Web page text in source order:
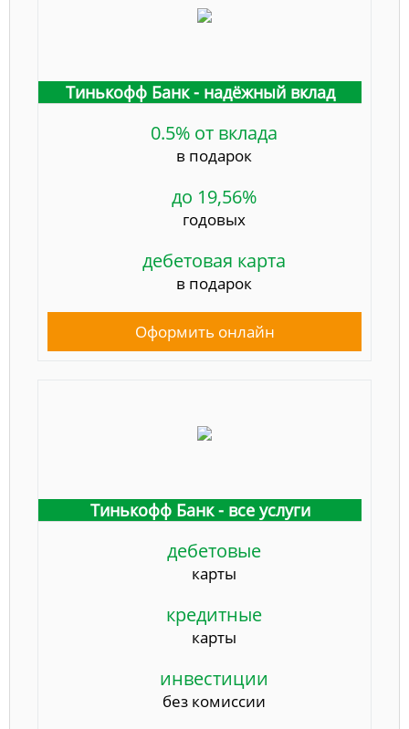
Тинькофф Банк - надёжный вклад
0.5% от вклада
в подарок
до 19,56%
годовых
дебетовая карта
в подарок
Оформить онлайн
Тинькофф Банк - все услуги
дебетовые
карты
кредитные
карты
инвестиции
без комиссии